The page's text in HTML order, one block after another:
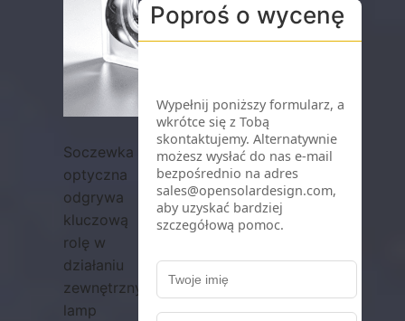
Soczewka
optyczna
odgrywa
kluczową
rolę w
działaniu
zewnętrznych
lamp
Poproś o wycenę